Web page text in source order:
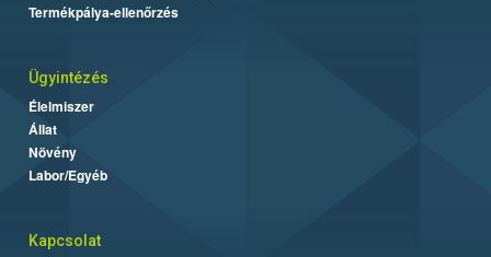
Termékpálya-ellenőrzés
Ügyintézés
Élelmiszer
Állat
Növény
Labor/Egyéb
Kapcsolat